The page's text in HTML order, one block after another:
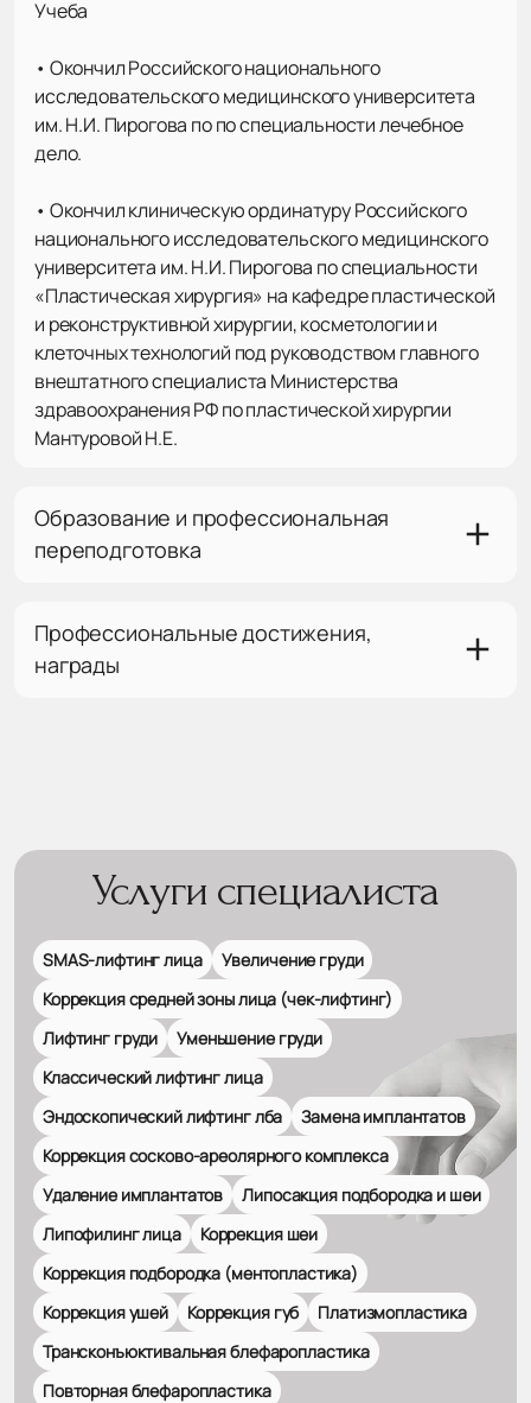
Учеба
• Окончил Российского национального
исследовательского медицинского университета
им. Н.И. Пирогова по по специальности лечебное
дело.
• Окончил клиническую ординатуру Российского
национального исследовательского медицинского
университета им. Н.И. Пирогова по специальности
«Пластическая хирургия» на кафедре пластической
и реконструктивной хирургии, косметологии и
клеточных технологий под руководством главного
внештатного специалиста Министерства
здравоохранения РФ по пластической хирургии
Мантуровой Н.Е.
Образование и профессиональная
переподготовка
Профессиональные достижения,
награды
Услуги специалиста
SMAS-лифтинг лица
Увеличение груди
Коррекция средней зоны лица (чек-лифтинг)
Лифтинг груди
Уменьшение груди
Классический лифтинг лица
Эндоскопический лифтинг лба
Замена имплантатов
Коррекция сосково-ареолярного комплекса
Удаление имплантатов
Липосакция подбородка и шеи
Липофилинг лица
Коррекция шеи
Коррекция подбородка (ментопластика)
Коррекция ушей
Коррекция губ
Платизмопластика
Трансконъюктивальная блефаропластика
Повторная блефаропластика